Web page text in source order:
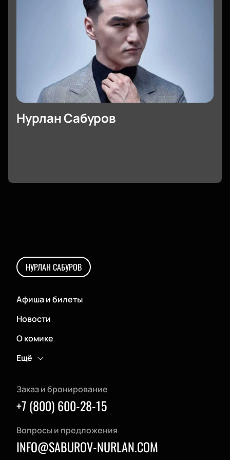
Нурлан Сабуров
НУРЛАН САБУРОВ
Афиша и билеты
Новости
О комике
Ещё
Заказ и бронирование
+7 (800) 600-28-15
Вопросы и предложения
INFO@SABUROV-NURLAN.COM